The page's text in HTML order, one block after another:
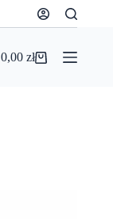
Koszyk
0,00zł